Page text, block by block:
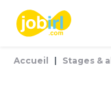
Accueil Stages &
Panneau de gestion